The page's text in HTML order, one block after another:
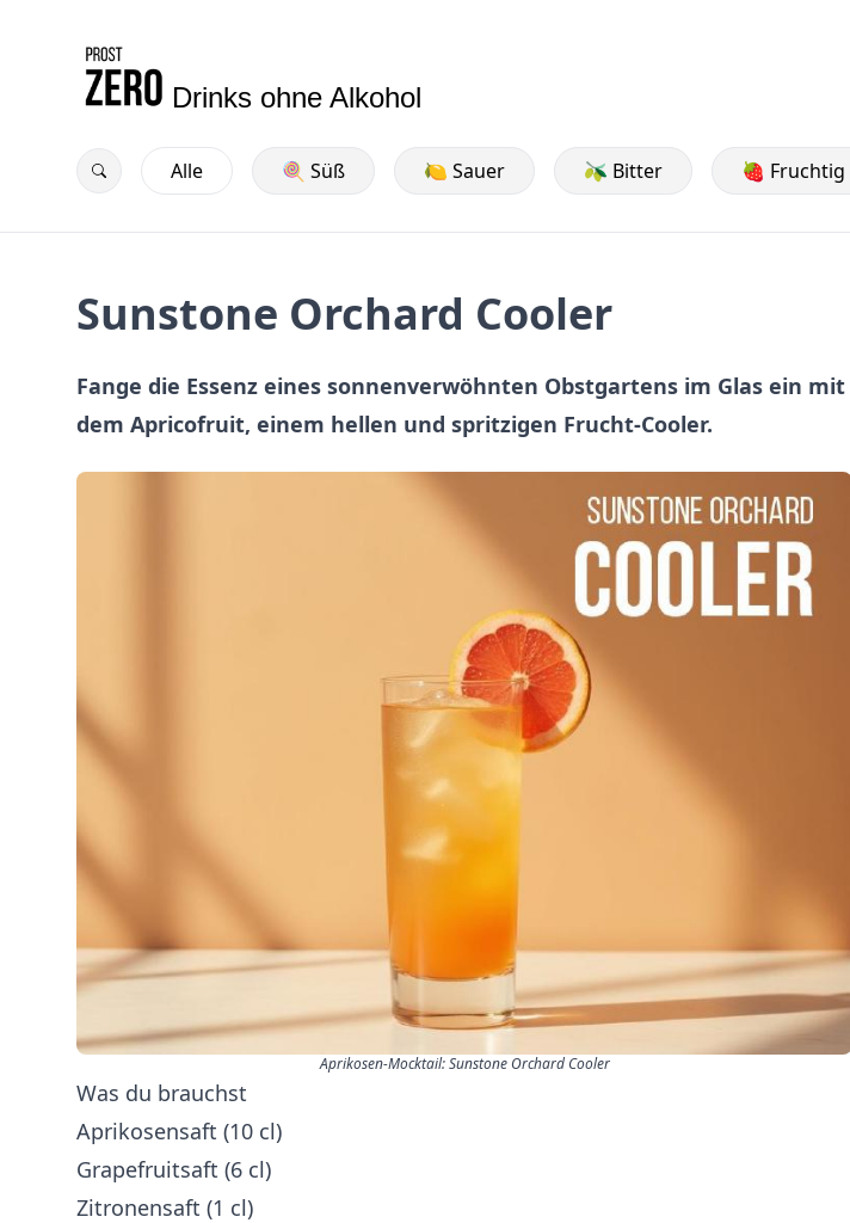
Drinks ohne Alkohol
Alle 🍭 Süß 🍋 Sauer 🫒 Bitter 🍓 Fruchtig
Sunstone Orchard Cooler
Fange die Essenz eines sonnenverwöhnten Obstgartens im Glas ein mit
dem Apricofruit, einem hellen und spritzigen Frucht-Cooler.
Aprikosen-Mocktail: Sunstone Orchard Cooler
Was du brauchst
Aprikosensaft (10 cl)
Grapefruitsaft (6 cl)
Zitronensaft (1 cl)